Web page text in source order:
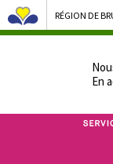
En
RÉGION DE